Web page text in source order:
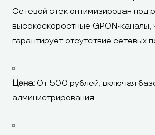
Сетевой стек оптимизирован под
высокоскоростные GPON-каналы,
гарантирует отсутствие сетевых
Цена: От 500 рублей, включая
администрирования.